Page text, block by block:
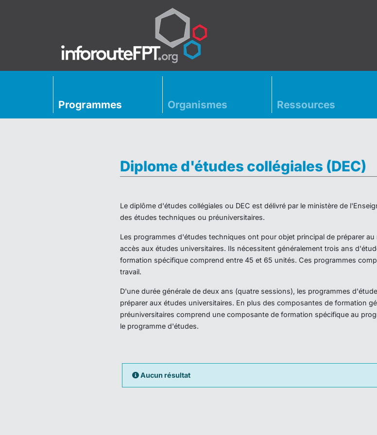
Programmes Organismes Ressources
Diplome d'études collégiales (DEC)
Le diplôme d'études collégiales ou DEC est délivré par le ministère de
des études techniques ou préuniversitaires.
Les programmes d'études techniques ont pour objet principal de préparer
accès aux études universitaires. Ils nécessitent généralement trois ans
formation spécifique comprend entre 45 et 65 unités. Ces programmes
travail.
D'une durée générale de deux ans (quatre sessions), les programmes
préparer aux études universitaires. En plus des composantes de formation
préuniversitaires comprend une composante de formation spécifique au
le programme d'études.
Aucun résultat